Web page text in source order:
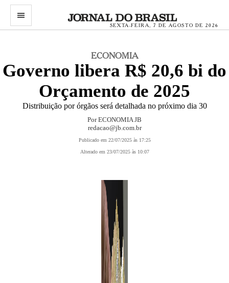
menu
SEXTA-FEIRA, 7 DE AGOSTO DE 2026
ECONOMIA
Governo libera R$ 20,6 bi do
Orçamento de 2025
Distribuição por órgãos será detalhada no próximo dia 30
Por ECONOMIA JB
redacao@jb.com.br
Publicado em 22/07/2025 às 17:25
Alterado em 23/07/2025 às 10:07